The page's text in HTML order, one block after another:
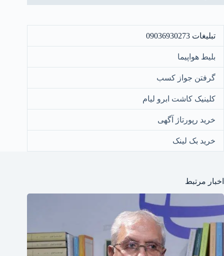
تبلیغات 09036930273
بلیط هواپیما
گرفتن جواز کسب
کلینیک کاشت ابرو لیام
خرید رپورتاژ آگهی
خرید بک لینک
اخبار مرتبط